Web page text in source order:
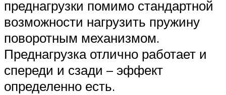
преднагрузки помимо стандартной
возможности нагрузить пружину
поворотным механизмом.
Преднагрузка отлично работает и
спереди и сзади – эффект
определенно есть.